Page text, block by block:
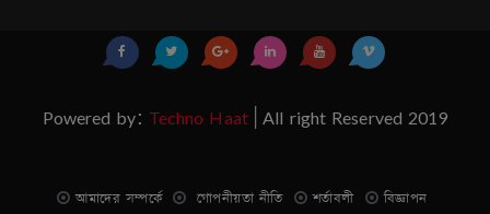
Powered by: Techno Haat| All right Reserved 2019
আমাদের সম্পর্কে গোপনীয়তা নীতি শর্তাবলী বিজ্ঞাপন